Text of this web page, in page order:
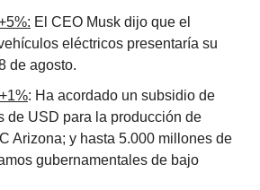
El CEO Musk dijo que el
eléctricos presentaría su
de agosto.
: Ha acordado un subsidio de
de USD para la producción de
Arizona; y hasta 5.000 millones de
gubernamentales de bajo